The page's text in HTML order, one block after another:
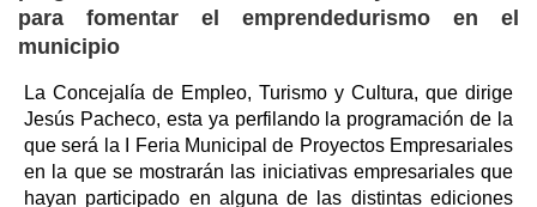
para fomentar el emprendedurismo en el
municipio
La Concejalía de Empleo, Turismo y Cultura, que dirige
Jesús Pacheco, esta ya perfilando la programación de la
que será la I Feria Municipal de Proyectos Empresariales
en la que se mostrarán las iniciativas empresariales que
hayan participado en alguna de las distintas ediciones